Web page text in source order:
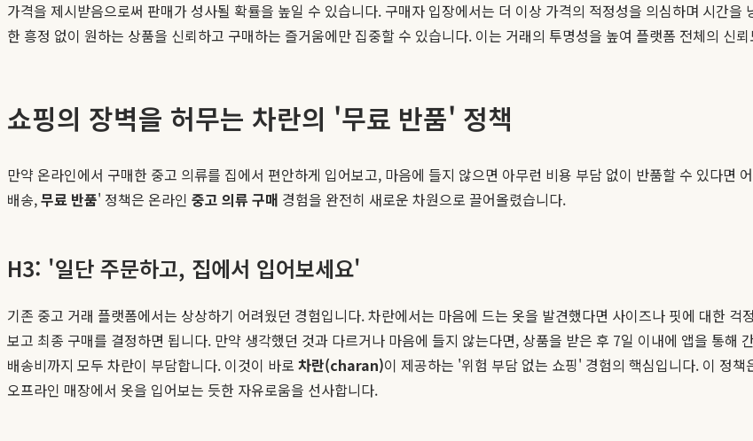
가격을 제시받음으로써 판매가 성사될 확률을 높일 수 있습니다. 구매자 입장에서는 더 이상 가격의 적정성을 의심하며 시간
한 흥정 없이 원하는 상품을 신뢰하고 구매하는 즐거움에만 집중할 수 있습니다. 이는 거래의 투명성을 높여 플랫폼 전체의 신
쇼핑의 장벽을 허무는 차란의 '무료 반품' 정책
만약 온라인에서 구매한 중고 의류를 집에서 편안하게 입어보고, 마음에 들지 않으면 아무런 비용 부담 없이 반품할 수 있다면
배송,무료 반품' 정책은 온라인 중고 의류 구매 경험을 완전히 새로운 차원으로 끌어올렸습니다.
H3: '일단 주문하고, 집에서 입어보세요'
기존 중고 거래 플랫폼에서는 상상하기 어려웠던 경험입니다. 차란에서는 마음에 드는 옷을 발견했다면 사이즈나 핏에 대한
보고 최종 구매를 결정하면 됩니다. 만약 생각했던 것과 다르거나 마음에 들지 않는다면, 상품을 받은 후 7일 이내에 앱을 통해
배송비까지 모두 차란이 부담합니다. 이것이 바로 차란(charan)이 제공하는 '위험 부담 없는 쇼핑' 경험의 핵심입니다. 이 정
오프라인 매장에서 옷을 입어보는 듯한 자유로움을 선사합니다.